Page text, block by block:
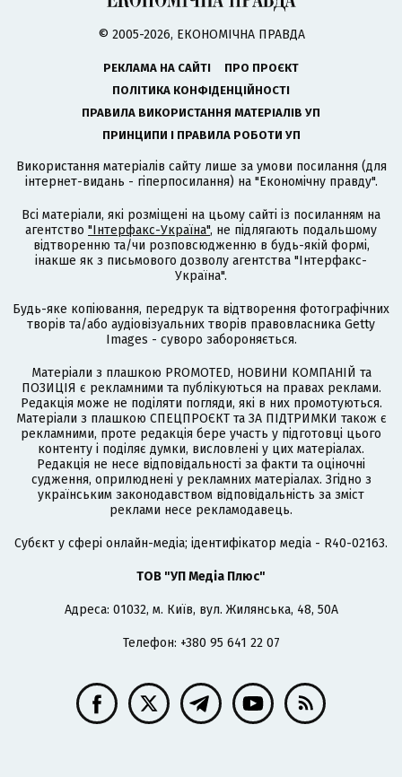
© 2005-2026, ЕКОНОМІЧНА ПРАВДА
РЕКЛАМА НА САЙТІ
ПРО ПРОЄКТ
ПОЛІТИКА КОНФІДЕНЦІЙНОСТІ
ПРАВИЛА ВИКОРИСТАННЯ МАТЕРІАЛІВ УП
ПРИНЦИПИ І ПРАВИЛА РОБОТИ УП
Використання матеріалів сайту лише за умови посилання (для
інтернет-видань - гіперпосилання) на "Економічну правду".
Всі матеріали, які розміщені на цьому сайті із посиланням на
агентство "Інтерфакс-Україна", не підлягають подальшому
відтворенню та/чи розповсюдженню в будь-якій формі,
інакше як з письмового дозволу агентства "Інтерфакс-
Україна".
Будь-яке копіювання, передрук та відтворення фотографічних
творів та/або аудіовізуальних творів правовласника Getty
Images - суворо забороняється.
Матеріали з плашкою PROMOTED, НОВИНИ КОМПАНІЙ та
ПОЗИЦІЯ є рекламними та публікуються на правах реклами.
Редакція може не поділяти погляди, які в них промотуються.
Матеріали з плашкою СПЕЦПРОЄКТ та ЗА ПІДТРИМКИ також є
рекламними, проте редакція бере участь у підготовці цього
контенту і поділяє думки, висловлені у цих матеріалах.
Редакція не несе відповідальності за факти та оціночні
судження, оприлюднені у рекламних матеріалах. Згідно з
українським законодавством відповідальність за зміст
реклами несе рекламодавець.
Cубєкт у сфері онлайн-медіа; ідентифікатор медіа - R40-02163.
ТОВ "УП Медіа Плюс"
Адреса: 01032, м. Київ, вул. Жилянська, 48, 50А
Телефон: +380 95 641 22 07